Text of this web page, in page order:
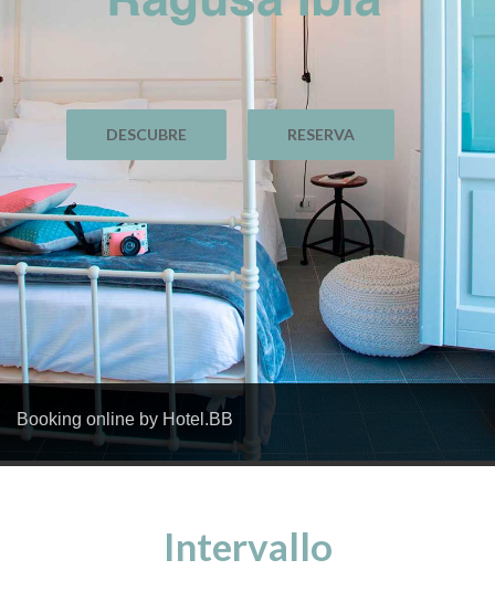
DESCUBRE RESERVA
Booking online by Hotel.BB
Intervallo